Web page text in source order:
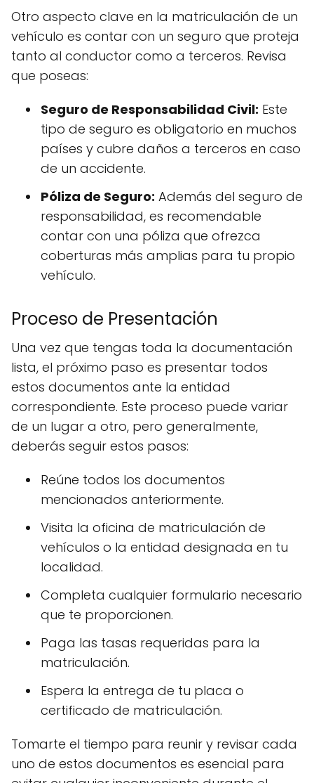
Otro aspecto clave en la matriculación de un
vehículo es contar con un seguro que proteja
tanto al conductor como a terceros. Revisa
que poseas:
Seguro de Responsabilidad Civil: Este
tipo de seguro es obligatorio en muchos
países y cubre daños a terceros en caso
de un accidente.
Póliza de Seguro: Además del seguro de
responsabilidad, es recomendable
contar con una póliza que ofrezca
coberturas más amplias para tu propio
vehículo.
Proceso de Presentación
Una vez que tengas toda la documentación
lista, el próximo paso es presentar todos
estos documentos ante la entidad
correspondiente. Este proceso puede variar
de un lugar a otro, pero generalmente,
deberás seguir estos pasos:
Reúne todos los documentos
mencionados anteriormente.
Visita la oficina de matriculación de
vehículos o la entidad designada en tu
localidad.
Completa cualquier formulario necesario
que te proporcionen.
Paga las tasas requeridas para la
matriculación.
Espera la entrega de tu placa o
certificado de matriculación.
Tomarte el tiempo para reunir y revisar cada
uno de estos documentos es esencial para